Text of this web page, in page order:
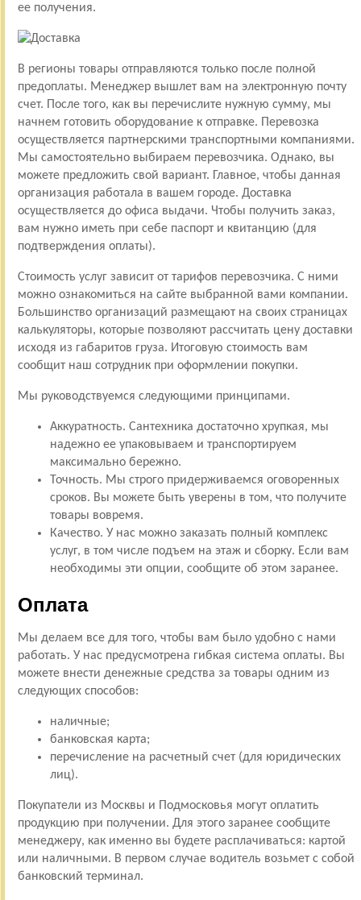
ее получения.
В регионы товары отправляются только после полной
предоплаты. Менеджер вышлет вам на электронную почту
счет. После того, как вы перечислите нужную сумму, мы
начнем готовить оборудование к отправке. Перевозка
осуществляется партнерскими транспортными компаниями.
Мы самостоятельно выбираем перевозчика. Однако, вы
можете предложить свой вариант. Главное, чтобы данная
организация работала в вашем городе. Доставка
осуществляется до офиса выдачи. Чтобы получить заказ,
вам нужно иметь при себе паспорт и квитанцию (для
подтверждения оплаты).
Стоимость услуг зависит от тарифов перевозчика. С ними
можно ознакомиться на сайте выбранной вами компании.
Большинство организаций размещают на своих страницах
калькуляторы, которые позволяют рассчитать цену доставки
исходя из габаритов груза. Итоговую стоимость вам
сообщит наш сотрудник при оформлении покупки.
Мы руководствуемся следующими принципами.
Аккуратность. Сантехника достаточно хрупкая, мы
надежно ее упаковываем и транспортируем
максимально бережно.
Точность. Мы строго придерживаемся оговоренных
сроков. Вы можете быть уверены в том, что получите
товары вовремя.
Качество. У нас можно заказать полный комплекс
услуг, в том числе подъем на этаж и сборку. Если вам
необходимы эти опции, сообщите об этом заранее.
Оплата
Мы делаем все для того, чтобы вам было удобно с нами
работать. У нас предусмотрена гибкая система оплаты. Вы
можете внести денежные средства за товары одним из
следующих способов:
наличные;
банковская карта;
перечисление на расчетный счет (для юридических
лиц).
Покупатели из Москвы и Подмосковья могут оплатить
продукцию при получении. Для этого заранее сообщите
менеджеру, как именно вы будете расплачиваться: картой
или наличными. В первом случае водитель возьмет с собой
банковский терминал.